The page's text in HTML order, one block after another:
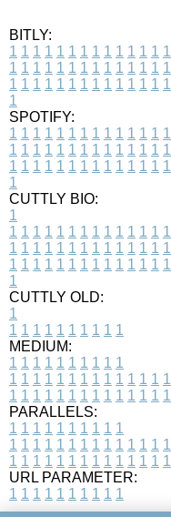
BITLY:
1 1 1 1 1 1 1 1 1 1 1 1 1 1
1 1 1 1 1 1 1 1 1 1 1 1 1 1
1 1 1 1 1 1 1 1 1 1 1 1 1 1
1
SPOTIFY:
1 1 1 1 1 1 1 1 1 1 1 1 1 1
1 1 1 1 1 1 1 1 1 1 1 1 1 1
1 1 1 1 1 1 1 1 1 1 1 1 1 1
1
CUTTLY BIO:
1
1 1 1 1 1 1 1 1 1 1 1 1 1 1
1 1 1 1 1 1 1 1 1 1 1 1 1 1
1 1 1 1 1 1 1 1 1 1 1 1 1 1
1
CUTTLY OLD:
1
1 1 1 1 1 1 1 1 1 1
MEDIUM:
1 1 1 1 1 1 1 1 1 1
1 1 1 1 1 1 1 1 1 1 1 1 1 1
1 1 1 1 1 1 1 1 1 1 1 1 1 1
PARALLELS:
1 1 1 1 1 1 1 1 1 1
1 1 1 1 1 1 1 1 1 1 1 1 1 1
1 1 1 1 1 1 1 1 1 1 1 1 1 1
URL PARAMETER:
1 1 1 1 1 1 1 1 1 1